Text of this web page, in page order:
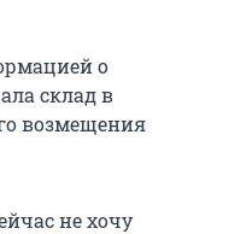
о
склад в
возмещения
не хочу